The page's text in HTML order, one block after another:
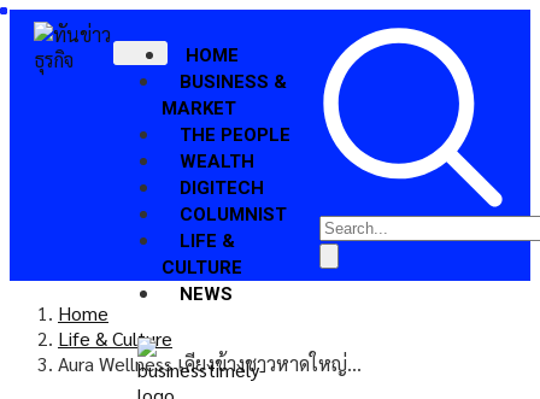
HOME
BUSINESS &
MARKET
THE PEOPLE
WEALTH
DIGITECH
COLUMNIST
LIFE &
CULTURE
NEWS
Home
Life & Culture
Aura Wellness เคียงข้างชาวหาดใหญ่…